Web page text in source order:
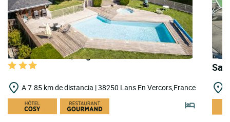
LOGIS HOTELS | Logis Hôtel du Col de l'Arc
A 7.85 km de distancia | 38250 Lans En Vercors,France